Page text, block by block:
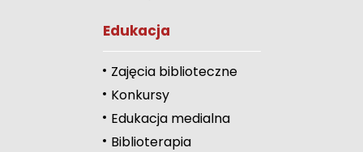
Edukacja
Zajęcia biblioteczne
Konkursy
Edukacja medialna
Biblioterapia
Duży kursor